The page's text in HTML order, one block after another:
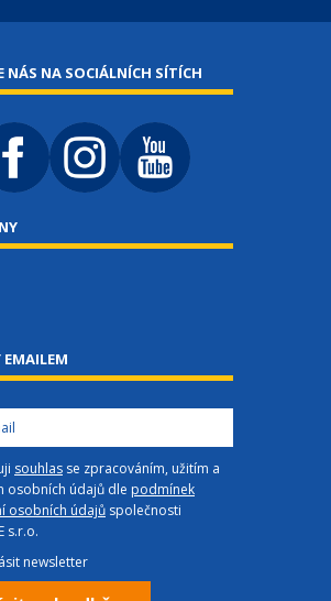
NÁS NA SOCIÁLNÍCH SÍTÍCH
souhlas se zpracováním, užitím a
osobních údajů dle podmínek
osobních údajů společnosti
s.r.o.
newsletter